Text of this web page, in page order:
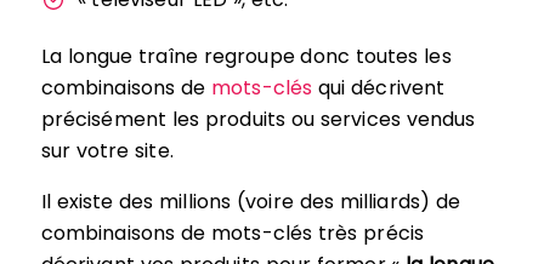
La longue traîne regroupe donc toutes les
combinaisons de mots-clés qui décrivent
précisément les produits ou services vendus
sur votre site.
Il existe des millions (voire des milliards) de
combinaisons de mots-clés très précis